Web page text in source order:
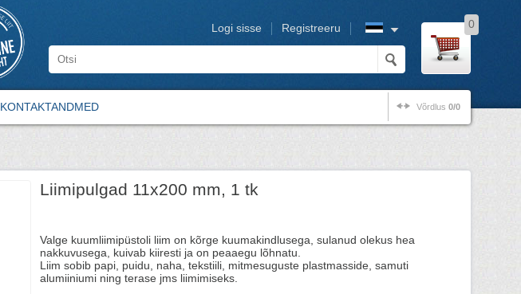
Registreeru
Logi sisse 0
KONTAKTANDMED Võrdlus 0/0
Liimipulgad 11x200 mm, 1 tk
Valge kuumliimipüstoli liim on kõrge kuumakindlusega, sulanud olekus hea
nakkuvusega, kuivab kiiresti ja on peaaegu lõhnatu.
Liim sobib papi, puidu, naha, tekstiili, mitmesuguste plastmasside, samuti
alumiiniumi ning terase jms liimimiseks.